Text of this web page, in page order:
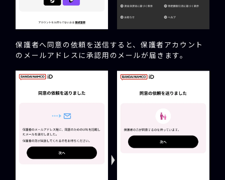
保護者へ同意の依頼を送信すると、保護者アカウント
のメールアドレスに承認用のメールが届きます。